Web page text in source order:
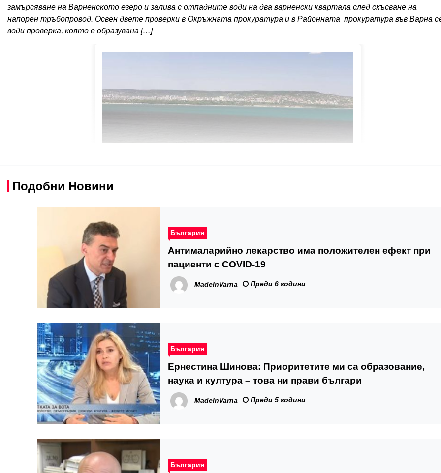
замърсяване на Варненското езеро и залива с отпадните води на два варненски квартала след скъсване на
напорен тръбопровод. Освен двете проверки в Окръжната прокуратура и в Районната прокуратура във Варна
води проверка, която е образувана […]
Подобни Новини
България
Антималарийно лекарство има положителен ефект при
пациенти с COVID-19
MadeInVarna Преди 6 години
България
Ернестина Шинова: Приоритетите ми са образование,
наука и култура – това ни прави българи
MadeInVarna Преди 5 години
България